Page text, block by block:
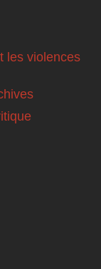
les violences